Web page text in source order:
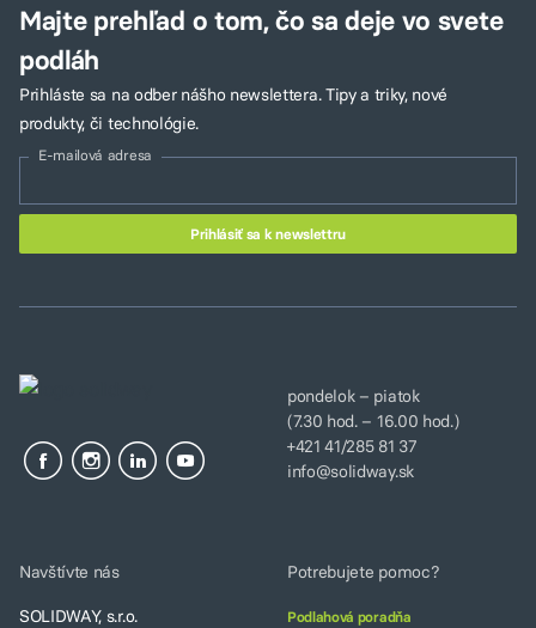
Majte prehľad o tom, čo sa deje vo svete
podláh
Prihláste sa na odber nášho newslettera. Tipy a triky, nové
produkty, či technológie.
E-mailová adresa
pondelok – piatok
(7.30 hod. – 16.00 hod.)
+421 41/285 81 37
info@solidway.sk
Navštívte nás
SOLIDWAY, s.r.o.
Potrebujete pomoc?
Podlahová poradňa